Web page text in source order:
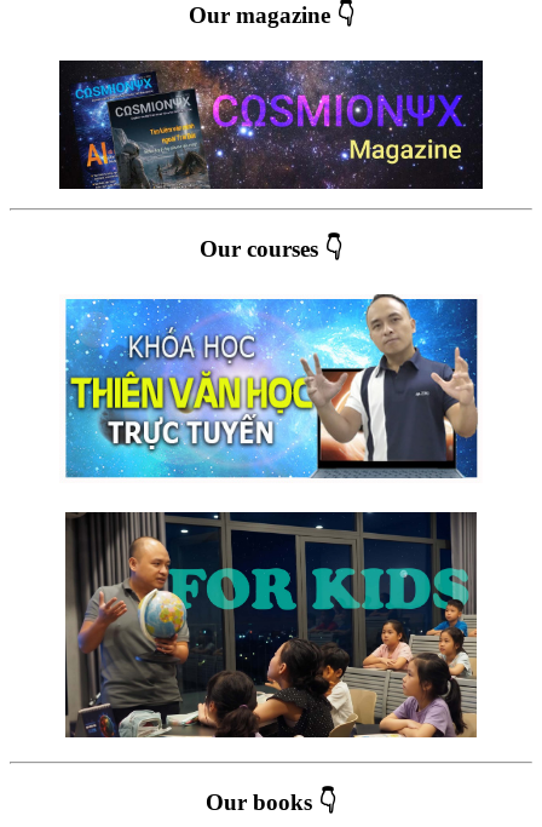
Our magazine 👇
Our courses 👇
Our books 👇